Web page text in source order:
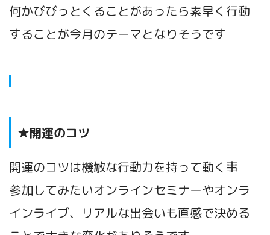
何かびびっとくることがあったら素早く行動
することが今月のテーマとなりそうです
★開運のコツ
開運のコツは機敏な行動力を持って動く事
参加してみたいオンラインセミナーやオンラ
インライブ、リアルな出会いも直感で決める